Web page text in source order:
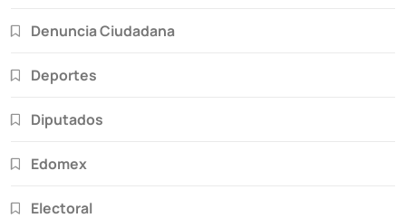
Denuncia Ciudadana
Deportes
Diputados
Edomex
Electoral